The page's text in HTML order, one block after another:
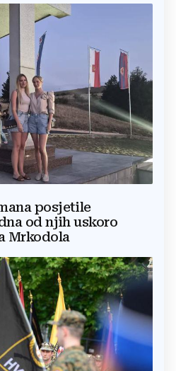
posjetile
od njih uskoro
Mrkodola